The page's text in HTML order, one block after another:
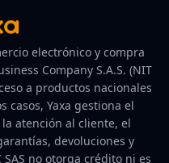
electrónico y compra
Company S.A.S. (NIT
a productos nacionales
casos, Yaxa gestiona el
atención al cliente, el
devoluciones y
no otorga crédito ni es